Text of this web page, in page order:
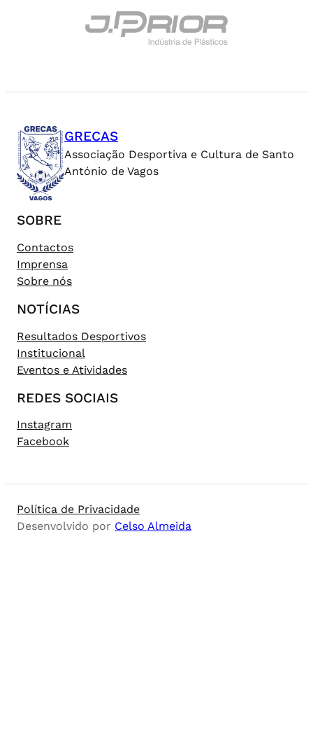
GRECAS
Associação Desportiva e Cultura de Santo
António de Vagos
SOBRE
Contactos
Imprensa
Sobre nós
NOTÍCIAS
Resultados Desportivos
Institucional
Eventos e Atividades
REDES SOCIAIS
Instagram
Facebook
Política de Privacidade
Desenvolvido por Celso Almeida